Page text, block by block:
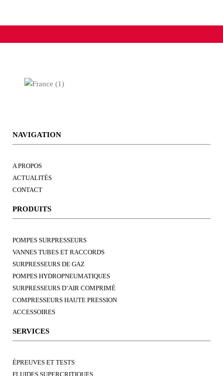
NAVIGATION
A PROPOS
ACTUALITÉS
CONTACT
PRODUITS
POMPES SURPRESSEURS
VANNES TUBES ET RACCORDS
SURPRESSEURS DE GAZ
POMPES HYDROPNEUMATIQUES
SURPRESSEURS D’AIR COMPRIMÉ
COMPRESSEURS HAUTE PRESSION
ACCESSOIRES
SERVICES
ÉPREUVES ET TESTS
FLUIDES SUPERCRITIQUES